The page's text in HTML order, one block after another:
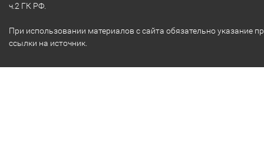
ч.2 ГК РФ.
При использовании материалов с сайта обязательно указание
ссылки на источник.